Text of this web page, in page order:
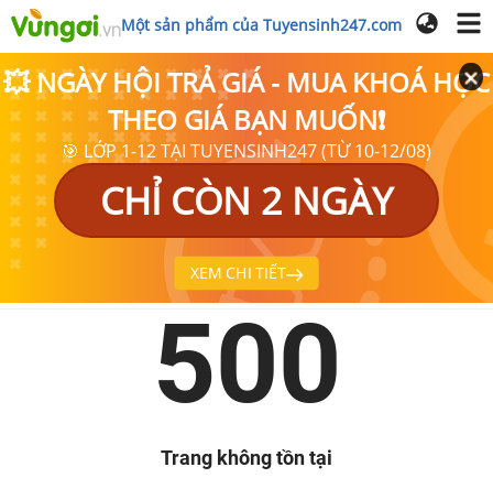
Một sản phẩm của Tuyensinh247.com
💥 NGÀY HỘI TRẢ GIÁ - MUA KHOÁ HỌC
THEO GIÁ BẠN MUỐN❗
🎯 LỚP 1-12 TẠI TUYENSINH247 (TỪ 10-12/08)
CHỈ CÒN 2 NGÀY
XEM CHI TIẾT
500
Trang không tồn tại